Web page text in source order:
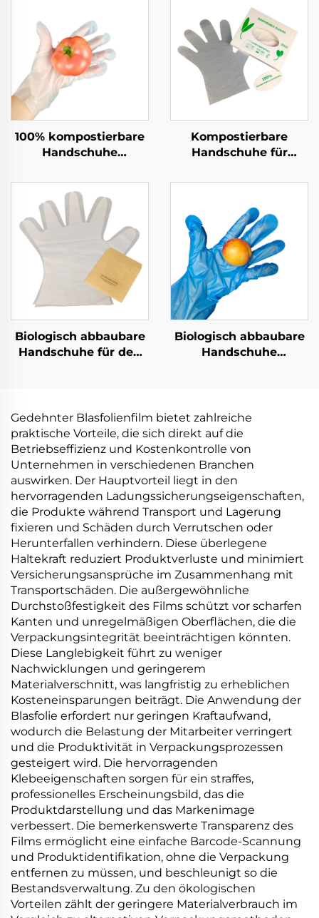
100% kompostierbare
Handschuhe
kompostierbar aus
PLA PBAT Maisstärke-
Material
Kompostierbare
Handschuhe für
Biologisch abbaubar &
PLA PBAT Maisstärke
Material
Biologisch abbaubare
Handschuhe für den
Material
Biologisch abbaubare
Handschuhe
Material
Gedehnter Blasfolienfilm bietet zahlreiche
praktische Vorteile, die sich direkt auf die
Betriebseffizienz und Kostenkontrolle von
Unternehmen in verschiedenen Branchen
auswirken. Der Hauptvorteil liegt in den
hervorragenden Ladungssicherungseigenschaften,
die Produkte während Transport und Lagerung
fixieren und Schäden durch Verrutschen oder
Herunterfallen verhindern. Diese überlegene
Haltekraft reduziert Produktverluste und minimiert
Versicherungsansprüche im Zusammenhang mit
Transportschäden. Die außergewöhnliche
Durchstoßfestigkeit des Films schützt vor scharfen
Kanten und unregelmäßigen Oberflächen, die die
Verpackungsintegrität beeinträchtigen könnten.
Diese Langlebigkeit führt zu weniger
Nachwicklungen und geringerem
Materialverschnitt, was langfristig zu erheblichen
Kosteneinsparungen beiträgt. Die Anwendung der
Blasfolie erfordert nur geringen Kraftaufwand,
wodurch die Belastung der Mitarbeiter verringert
und die Produktivität in Verpackungsprozessen
gesteigert wird. Die hervorragenden
Klebeeigenschaften sorgen für ein straffes,
professionelles Erscheinungsbild, das die
Produktdarstellung und das Markenimage
verbessert. Die bemerkenswerte Transparenz des
Films ermöglicht eine einfache Barcode-Scannung
und Produktidentifikation, ohne die Verpackung
entfernen zu müssen, und beschleunigt so die
Bestandsverwaltung. Zu den ökologischen
Vorteilen zählt der geringere Materialverbrauch im